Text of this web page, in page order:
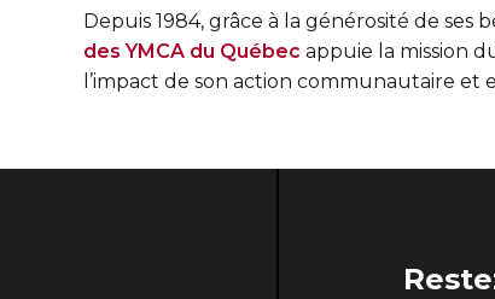
Depuis 1984, grâce à la générosité de ses
des YMCA du Québec appuie la mission
l’impact de son action communautaire